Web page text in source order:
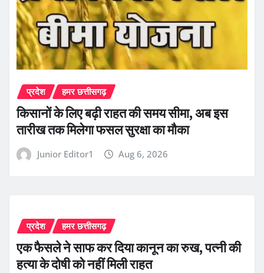
प्रदेश हमर छत्तीसगढ़
किसानों के लिए बढ़ी राहत की समय सीमा, अब इस
तारीख तक मिलेगा फसल सुरक्षा का मौका
Junior Editor1 Aug 6, 2026
प्रदेश हमर छत्तीसगढ़
एक फैसले ने साफ कर दिया कानून का रुख, पत्नी की
हत्या के दोषी को नहीं मिली राहत